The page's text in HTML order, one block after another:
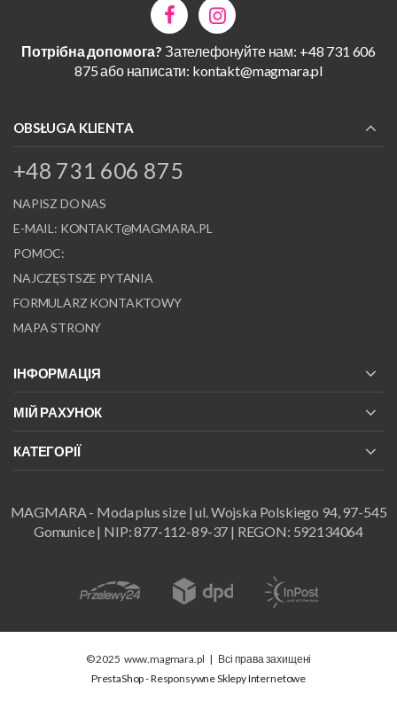
Потрібна допомога? Зателефонуйте нам: +48 731 606
875 або написати: kontakt@magmara.pl
OBSŁUGA KLIENTA
+48 731 606 875
NAPISZ DO NAS
E-MAIL: KONTAKT@MAGMARA.PL
POMOC:
NAJCZĘSTSZE PYTANIA
FORMULARZ KONTAKTOWY
MAPA STRONY
ІНФОРМАЦІЯ
МІЙ РАХУНОК
КАТЕГОРІЇ
MAGMARA - Moda plus size | ul. Wojska Polskiego 94, 97-545
Gomunice | NIP: 877-112-89-37 | REGON: 592134064
© 2025 www.magmara.pl | Всі права захищені
PrestaShop - Responsywne Sklepy Internetowe